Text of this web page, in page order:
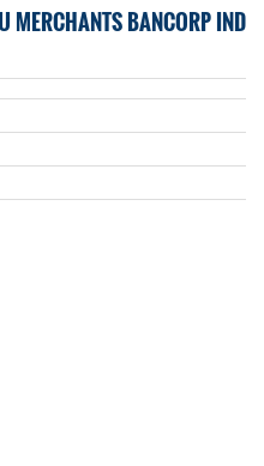
MERCHANTS BANCORP IND